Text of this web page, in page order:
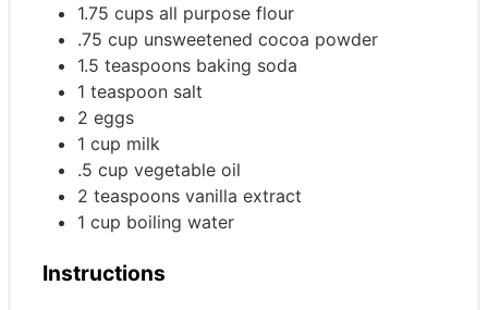
1.75 cups all purpose flour
.75 cup unsweetened cocoa powder
1.5 teaspoons baking soda
1 teaspoon salt
2 eggs
1 cup milk
.5 cup vegetable oil
2 teaspoons vanilla extract
1 cup boiling water
Instructions